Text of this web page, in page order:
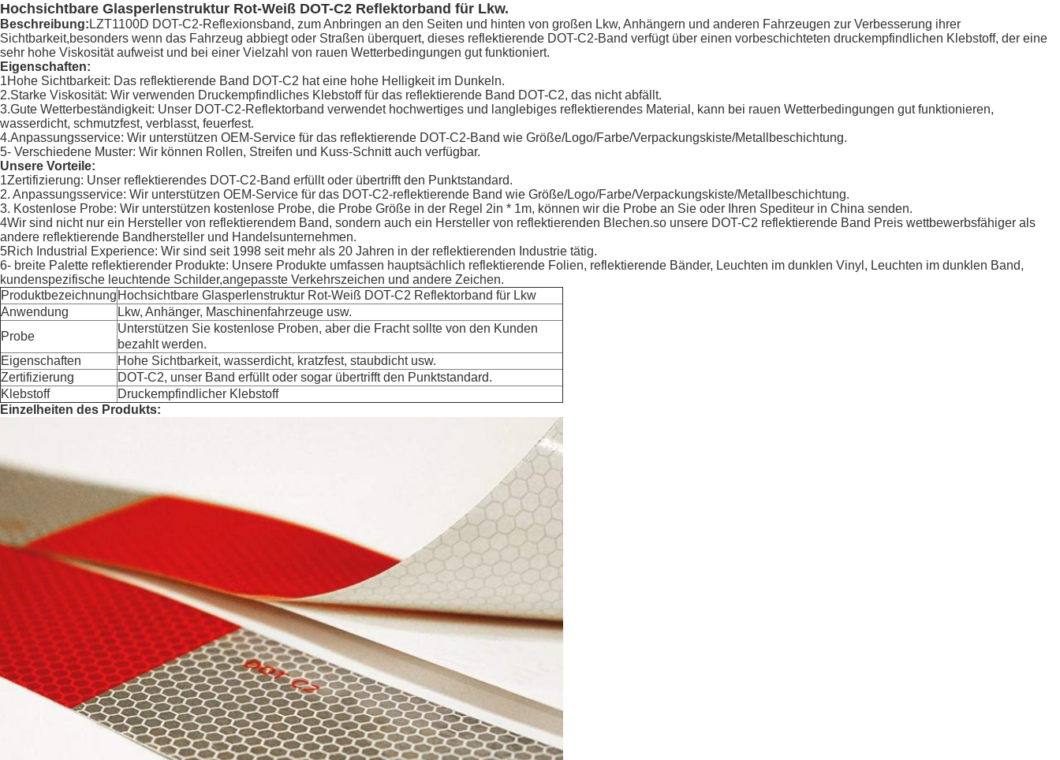
Hochsichtbare Glasperlenstruktur Rot-Weiß DOT-C2 Reflektorband für Lkw.
Beschreibung: LZT1100D DOT-C2-Reflexionsband, zum Anbringen an den Seiten und hinten von großen Lkw, Anhängern und anderen Fahrzeugen zur Verbesserung ihrer
Sichtbarkeit,besonders wenn das Fahrzeug abbiegt oder Straßen überquert, dieses reflektierende DOT-C2-Band verfügt über einen vorbeschichteten druckempfindlichen Klebstoff, der eine
sehr hohe Viskosität aufweist und bei einer Vielzahl von rauen Wetterbedingungen gut funktioniert.
Eigenschaften:
1Hohe Sichtbarkeit: Das reflektierende Band DOT-C2 hat eine hohe Helligkeit im Dunkeln.
2.Starke Viskosität: Wir verwenden Druckempfindliches Klebstoff für das reflektierende Band DOT-C2, das nicht abfällt.
3.Gute Wetterbeständigkeit: Unser DOT-C2-Reflektorband verwendet hochwertiges und langlebiges reflektierendes Material, kann bei rauen Wetterbedingungen gut funktionieren,
wasserdicht, schmutzfest, verblasst, feuerfest.
4.Anpassungsservice: Wir unterstützen OEM-Service für das reflektierende DOT-C2-Band wie Größe/Logo/Farbe/Verpackungskiste/Metallbeschichtung.
5- Verschiedene Muster: Wir können Rollen, Streifen und Kuss-Schnitt auch verfügbar.
Unsere Vorteile:
1Zertifizierung: Unser reflektierendes DOT-C2-Band erfüllt oder übertrifft den Punktstandard.
2. Anpassungsservice: Wir unterstützen OEM-Service für das DOT-C2-reflektierende Band wie Größe/Logo/Farbe/Verpackungskiste/Metallbeschichtung.
3. Kostenlose Probe: Wir unterstützen kostenlose Probe, die Probe Größe in der Regel 2in * 1m, können wir die Probe an Sie oder Ihren Spediteur in China senden.
4Wir sind nicht nur ein Hersteller von reflektierendem Band, sondern auch ein Hersteller von reflektierenden Blechen.so unsere DOT-C2 reflektierende Band Preis wettbewerbsfähiger als
andere reflektierende Bandhersteller und Handelsunternehmen.
5Rich Industrial Experience: Wir sind seit 1998 seit mehr als 20 Jahren in der reflektierenden Industrie tätig.
6- breite Palette reflektierender Produkte: Unsere Produkte umfassen hauptsächlich reflektierende Folien, reflektierende Bänder, Leuchten im dunklen Vinyl, Leuchten im dunklen Band,
kundenspezifische leuchtende Schilder,angepasste Verkehrszeichen und andere Zeichen.
Produktbezeichnung Hochsichtbare Glasperlenstruktur Rot-Weiß DOT-C2 Reflektorband für Lkw
Anwendung
Lkw, Anhänger, Maschinenfahrzeuge usw.
Probe
Unterstützen Sie kostenlose Proben, aber die Fracht sollte von den Kunden
bezahlt werden.
Eigenschaften
Hohe Sichtbarkeit, wasserdicht, kratzfest, staubdicht usw.
Zertifizierung
DOT-C2, unser Band erfüllt oder sogar übertrifft den Punktstandard.
Klebstoff
Druckempfindlicher Klebstoff
Einzelheiten des Produkts: